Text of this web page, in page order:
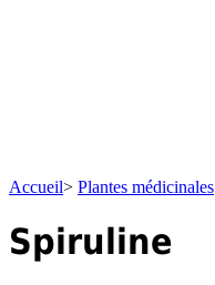
Accueil> Plantes médicinales
Spiruline